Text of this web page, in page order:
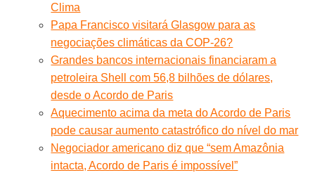
Clima
Papa Francisco visitará Glasgow para as
negociações climáticas da COP-26?
Grandes bancos internacionais financiaram a
petroleira Shell com 56,8 bilhões de dólares,
desde o Acordo de Paris
Aquecimento acima da meta do Acordo de Paris
pode causar aumento catastrófico do nível do mar
Negociador americano diz que “sem Amazônia
intacta, Acordo de Paris é impossível”